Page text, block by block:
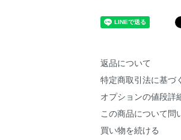
返品について
特定商取引法に基づ
オプションの値段詳
この商品について問
買い物を続ける